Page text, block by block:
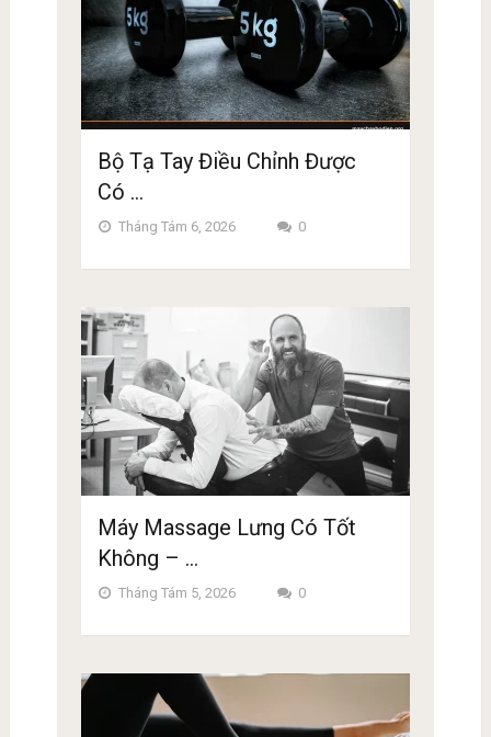
Bộ Tạ Tay Điều Chỉnh Được
Có …
Tháng Tám 6, 2026 0
Máy Massage Lưng Có Tốt
Không – …
Tháng Tám 5, 2026 0